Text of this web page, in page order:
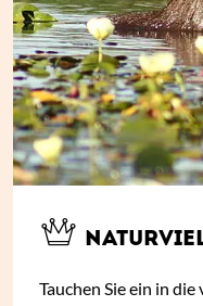
Tauchen Sie ein in